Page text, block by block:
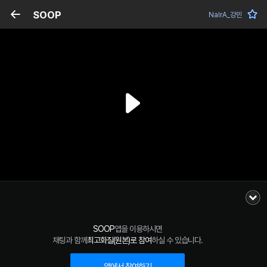
SOOP NalrA_강민
SOOP앱을 이용하시면
채팅과 함께최고화질(원본)로 참여하실 수 있습니다.